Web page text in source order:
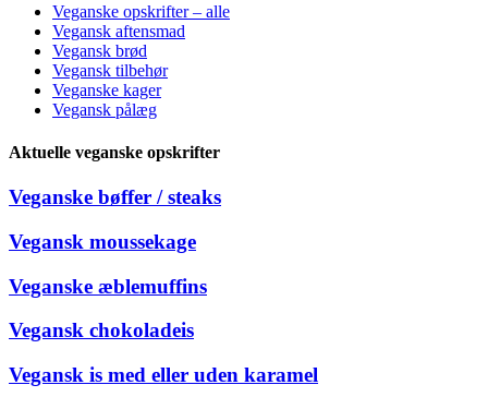
Veganske opskrifter – alle
Vegansk aftensmad
Vegansk brød
Vegansk tilbehør
Veganske kager
Vegansk pålæg
Aktuelle veganske opskrifter
Veganske bøffer / steaks
Vegansk moussekage
Veganske æblemuffins
Vegansk chokoladeis
Vegansk is med eller uden karamel